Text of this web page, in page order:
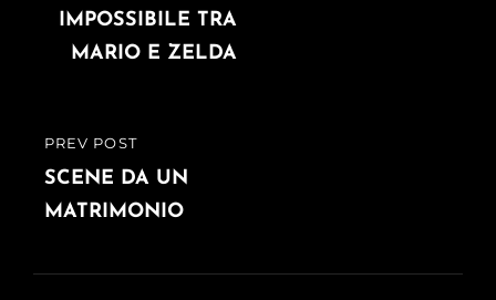
PREVIOUS
POST
PREV POST
SCENE DA UN
MATRIMONIO
IMPOSSIBILE TRA
MARIO E ZELDA